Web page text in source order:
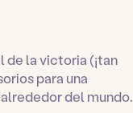
la victoria (¡tan
para una
del mundo.